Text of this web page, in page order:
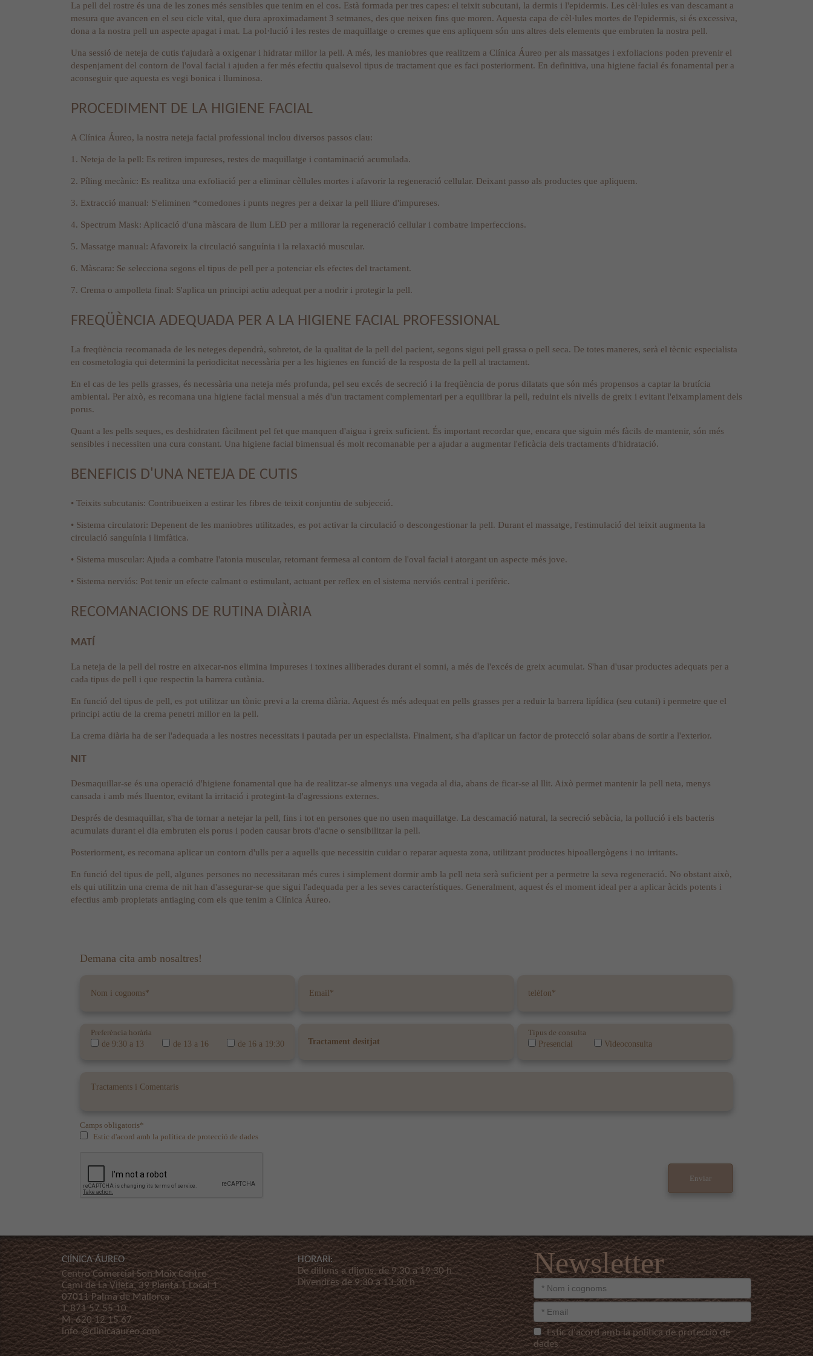
La pell del rostre és una de les zones més sensibles que tenim en el cos. Està formada per tres capes: el teixit subcutani, la dermis i l'epidermis. Les cèl·lules es van descamant a
mesura que avancen en el seu cicle vital, que dura aproximadament 3 setmanes, des que neixen fins que moren. Aquesta capa de cèl·lules mortes de l'epidermis, si és excessiva,
dona a la nostra pell un aspecte apagat i mat. La pol·lució i les restes de maquillatge o cremes que ens apliquem són uns altres dels elements que embruten la nostra pell.
Una sessió de neteja de cutis t'ajudarà a oxigenar i hidratar millor la pell. A més, les maniobres que realitzem a Clínica Áureo per als massatges i exfoliacions poden prevenir el
despenjament del contorn de l'oval facial i ajuden a fer més efectiu qualsevol tipus de tractament que es faci posteriorment. En definitiva, una higiene facial és fonamental per a
aconseguir que aquesta es vegi bonica i lluminosa.
PROCEDIMENT DE LA HIGIENE FACIAL
A Clínica Áureo, la nostra neteja facial professional inclou diversos passos clau:
1. Neteja de la pell: Es retiren impureses, restes de maquillatge i contaminació acumulada.
2. Píling mecànic: Es realitza una exfoliació per a eliminar cèllules mortes i afavorir la regeneració cellular. Deixant passo als productes que apliquem.
3. Extracció manual: S'eliminen *comedones i punts negres per a deixar la pell lliure d'impureses.
4. Spectrum Mask: Aplicació d'una màscara de llum LED per a millorar la regeneració cellular i combatre imperfeccions.
5. Massatge manual: Afavoreix la circulació sanguínia i la relaxació muscular.
6. Màscara: Se selecciona segons el tipus de pell per a potenciar els efectes del tractament.
7. Crema o ampolleta final: S'aplica un principi actiu adequat per a nodrir i protegir la pell.
FREQÜÈNCIA ADEQUADA PER A LA HIGIENE FACIAL PROFESSIONAL
La freqüència recomanada de les neteges dependrà, sobretot, de la qualitat de la pell del pacient, segons sigui pell grassa o pell seca. De totes maneres, serà el tècnic especialista
en cosmetologia qui determini la periodicitat necessària per a les higienes en funció de la resposta de la pell al tractament.
En el cas de les pells grasses, és necessària una neteja més profunda, pel seu excés de secreció i la freqüència de porus dilatats que són més propensos a captar la brutícia
ambiental. Per això, es recomana una higiene facial mensual a més d'un tractament complementari per a equilibrar la pell, reduint els nivells de greix i evitant l'eixamplament dels
porus.
Quant a les pells seques, es deshidraten fàcilment pel fet que manquen d'aigua i greix suficient. És important recordar que, encara que siguin més fàcils de mantenir, són més
sensibles i necessiten una cura constant. Una higiene facial bimensual és molt recomanable per a ajudar a augmentar l'eficàcia dels tractaments d'hidratació.
BENEFICIS D'UNA NETEJA DE CUTIS
• Teixits subcutanis: Contribueixen a estirar les fibres de teixit conjuntiu de subjecció.
• Sistema circulatori: Depenent de les maniobres utilitzades, es pot activar la circulació o descongestionar la pell. Durant el massatge, l'estimulació del teixit augmenta la
circulació sanguínia i limfàtica.
• Sistema muscular: Ajuda a combatre l'atonia muscular, retornant fermesa al contorn de l'oval facial i atorgant un aspecte més jove.
• Sistema nerviós: Pot tenir un efecte calmant o estimulant, actuant per reflex en el sistema nerviós central i perifèric.
RECOMANACIONS DE RUTINA DIÀRIA
MATÍ
La neteja de la pell del rostre en aixecar-nos elimina impureses i toxines alliberades durant el somni, a més de l'excés de greix acumulat. S'han d'usar productes adequats per a
cada tipus de pell i que respectin la barrera cutània.
En funció del tipus de pell, es pot utilitzar un tònic previ a la crema diària. Aquest és més adequat en pells grasses per a reduir la barrera lipídica (seu cutani) i permetre que el
principi actiu de la crema penetri millor en la pell.
La crema diària ha de ser l'adequada a les nostres necessitats i pautada per un especialista. Finalment, s'ha d'aplicar un factor de protecció solar abans de sortir a l'exterior.
NIT
Desmaquillar-se és una operació d'higiene fonamental que ha de realitzar-se almenys una vegada al dia, abans de ficar-se al llit. Això permet mantenir la pell neta, menys
cansada i amb més lluentor, evitant la irritació i protegint-la d'agressions externes.
Després de desmaquillar, s'ha de tornar a netejar la pell, fins i tot en persones que no usen maquillatge. La descamació natural, la secreció sebàcia, la pollució i els bacteris
acumulats durant el dia embruten els porus i poden causar brots d'acne o sensibilitzar la pell.
Posteriorment, es recomana aplicar un contorn d'ulls per a aquells que necessitin cuidar o reparar aquesta zona, utilitzant productes hipoallergògens i no irritants.
En funció del tipus de pell, algunes persones no necessitaran més cures i simplement dormir amb la pell neta serà suficient per a permetre la seva regeneració. No obstant això,
els qui utilitzin una crema de nit han d'assegurar-se que sigui l'adequada per a les seves característiques. Generalment, aquest és el moment ideal per a aplicar àcids potents i
efectius amb propietats antiaging com els que tenim a Clínica Áureo.
Demana cita amb nosaltres!
Preferència horària
de 9:30 a 13
de 13 a 16 de 16 a 19:30
Tipus de consulta
Presencial
Videoconsulta
Camps obligatoris*
Estic d'acord amb la política de protecció de dades
ClÍNICA ÁUREO
Centro Comercial Son Moix Centre
Cami de La Vileta, 39 Planta 1 Local 1
07011 Palma de Mallorca
T.871 57 55 10
M.620 12 15 67
info @clinicaaureo.com
HORARI:
De dilluns a dijous, de 9.30 a 19.30 h
Divendres de 9.30 a 13.30 h
Newsletter
Estic d'acord amb la política de protecció de
dades